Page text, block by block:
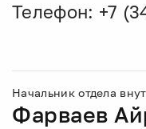
Телефон: +7
Начальник отдела
Фарваев